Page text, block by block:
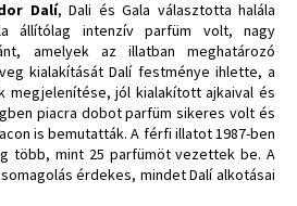
Dalí, Dali és Gala választotta halála
állítólag intenzív parfüm volt, nagy
amelyek az illatban meghatározó
kialakítását Dalí festménye ihlette, a
megjelenítése, jól kialakított ajkaival és
piacra dobot parfüm sikeres volt és
is bemutatták. A férfi illatot 1987-ben
több, mint 25 parfümöt vezettek be. A
érdekes, mindet Dalí alkotásai